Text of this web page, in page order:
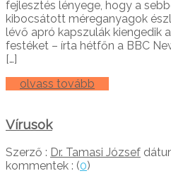
fejlesztés lényege, hogy a
kibocsátott méreganyagok
lévő apró kapszulák kiengedik
festéket – írta hétfőn a BBC
[…]
olvass tovább
Vírusok
Szerző : Dr. Tamasi József
kommentek : (0)